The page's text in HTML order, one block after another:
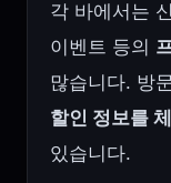
각 바에서는
이벤트 등의
많습니다. 방
할인 정보를
있습니다.